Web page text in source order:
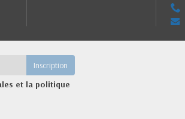
et la politique